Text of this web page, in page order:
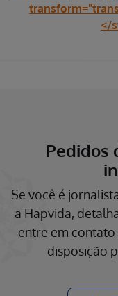
</
Pedidos
Se você é
a Hapvida,
entre em contato
disposição